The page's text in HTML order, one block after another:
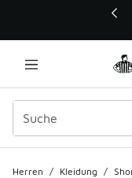
Dieser Link öffnet sich
Herren / Kleidung /